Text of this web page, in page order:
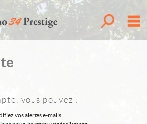
Toutes nos
vous pouvez :
vos alertes e-mails